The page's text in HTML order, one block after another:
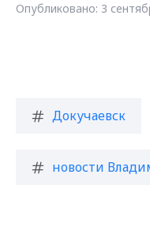
Опубликовано: 3
Докучаевск
новости